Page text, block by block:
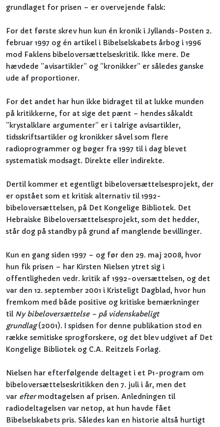
grundlaget for prisen – er overvejende falsk:
For det første skrev hun kun én kronik i Jyllands-Posten 2.
februar 1997 og én artikel i Bibelselskabets årbog i 1996
mod Faklens bibeloversættelseskritik. Ikke mere. De
hævdede ”avisartikler” og ”kronikker” er således ganske
ude af proportioner.
For det andet har hun ikke bidraget til at lukke munden
på kritikkerne, for at sige det pænt – hendes såkaldt
”krystalklare argumenter” er i talrige avisartikler,
tidsskriftsartikler og kronikker såvel som flere
radioprogrammer og bøger fra 1997 til i dag blevet
systematisk modsagt. Direkte eller indirekte.
Dertil kommer et egentligt bibeloversættelsesprojekt, der
er opstået som et kritisk alternativ til 1992-
bibeloversættelsen, på Det Kongelige Bibliotek. Det
Hebraiske Bibeloversættelsesprojekt, som det hedder,
står dog på standby på grund af manglende bevillinger.
Kun en gang siden 1997 – og før den 29. maj 2008, hvor
hun fik prisen – har Kirsten Nielsen ytret sig i
offentligheden vedr. kritik af 1992-oversættelsen, og det
var den 12. september 2001 i Kristeligt Dagblad, hvor hun
fremkom med både positive og kritiske bemærkninger
til Ny bibeloversættelse – på videnskabeligt
grundlag(2001). I spidsen for denne publikation stod en
række semitiske sprogforskere, og det blev udgivet af Det
Kongelige Bibliotek og C.A. Reitzels Forlag.
Nielsen har efterfølgende deltaget i et P1-program om
bibeloversættelseskritikken den 7. juli i år, men det
var eftermodtagelsen af prisen. Anledningen til
radiodeltagelsen var netop, at hun havde fået
Bibelselskabets pris. Således kan en historie altså hurtigt